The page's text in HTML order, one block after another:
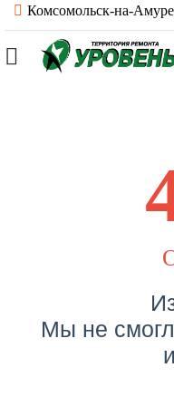
Комсомольск-на-Амуре
Мы не